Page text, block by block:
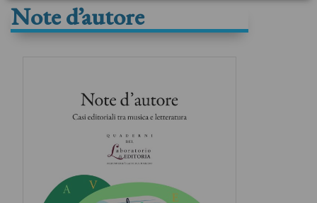
Note d’autore